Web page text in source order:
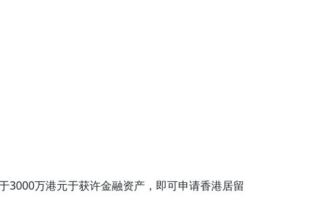
3000万港元于获许金融资产，即可申请香港居留